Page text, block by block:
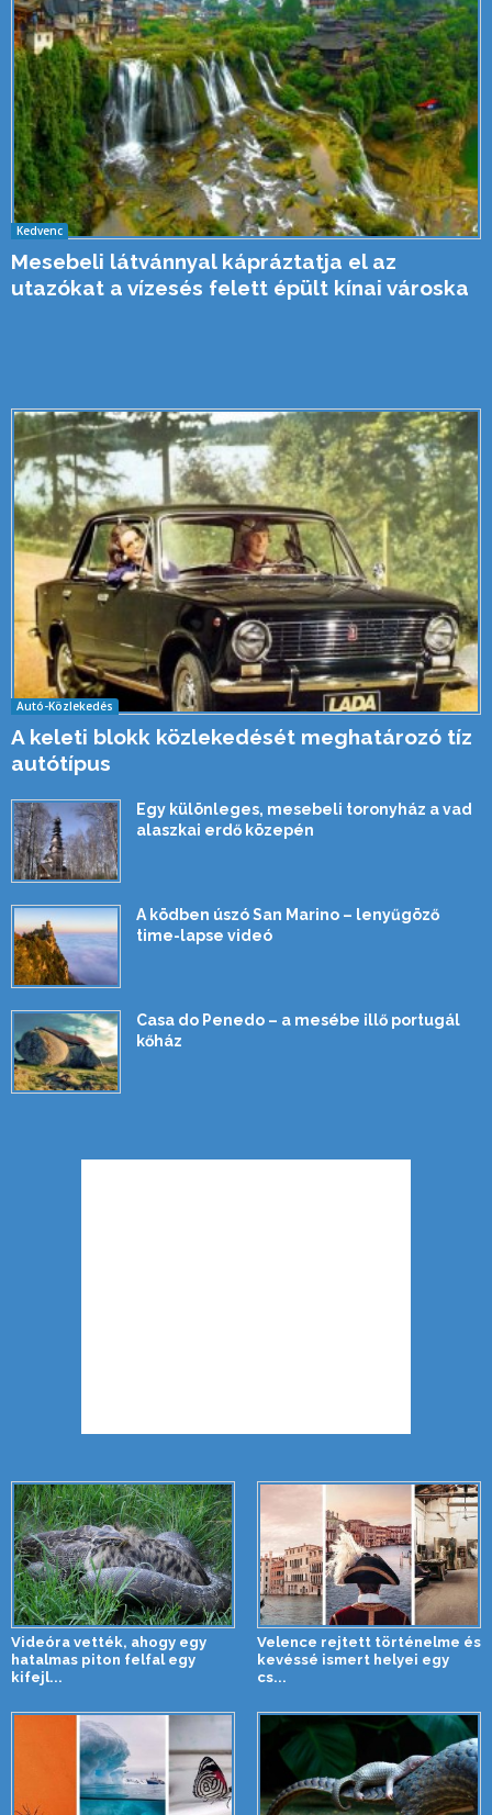
Kedvenc
Mesebeli látvánnyal kápráztatja el az
utazókat a vízesés felett épült kínai városka
Autó-Közlekedés
A keleti blokk közlekedését meghatározó tíz
autótípus
Egy különleges, mesebeli toronyház a vad
alaszkai erdő közepén
A ködben úszó San Marino – lenyűgöző
time-lapse videó
Casa do Penedo – a mesébe illő portugál
kőház
Videóra vették, ahogy egy
hatalmas piton felfal egy
kifejl...
Velence rejtett történelme és
kevéssé ismert helyei egy
cs...